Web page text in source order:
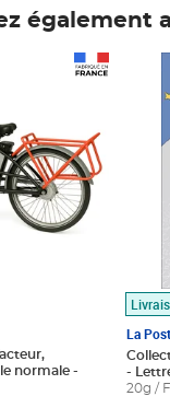
également
La
-
20g /
Prix